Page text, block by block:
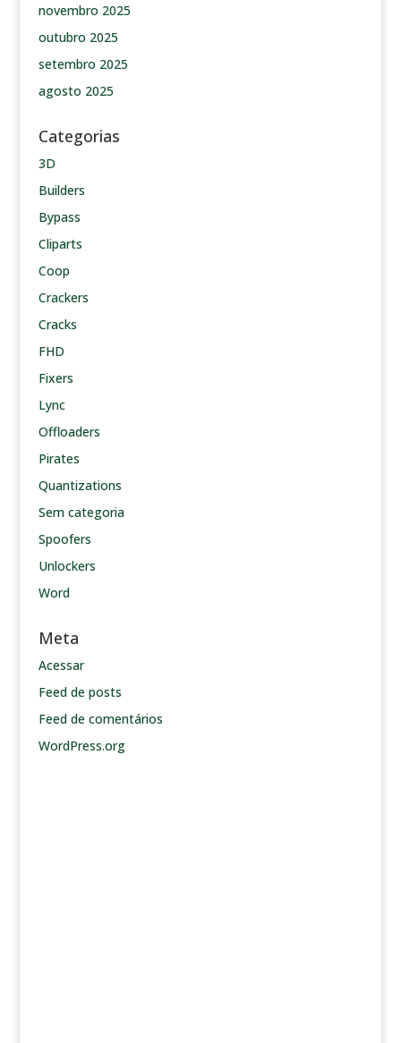
novembro 2025
outubro 2025
setembro 2025
agosto 2025
Categorias
3D
Builders
Bypass
Cliparts
Coop
Crackers
Cracks
FHD
Fixers
Lync
Offloaders
Pirates
Quantizations
Sem categoria
Spoofers
Unlockers
Word
Meta
Acessar
Feed de posts
Feed de comentários
WordPress.org